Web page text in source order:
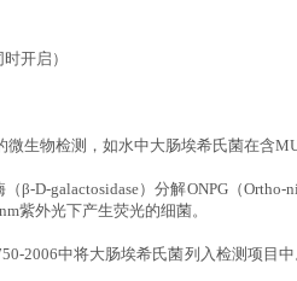
开启）
生物检测，如水中大肠埃希氏菌在含
β-D-galactosidase）分解ONPG（
紫外光下产生荧光的细菌。
2006中将大肠埃希氏菌列入检测项